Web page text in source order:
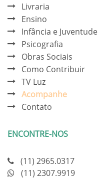
Livraria
Ensino
Infância e Juventude
Psicografia
Obras Sociais
Como Contribuir
TV Luz
Acompanhe
Contato
ENCONTRE-NOS
(11) 2965.0317
(11) 2307.9919